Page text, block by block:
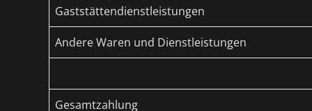
Gaststättendienstleistungen
Andere Waren und Dienstleistungen
Gesamtzahlung